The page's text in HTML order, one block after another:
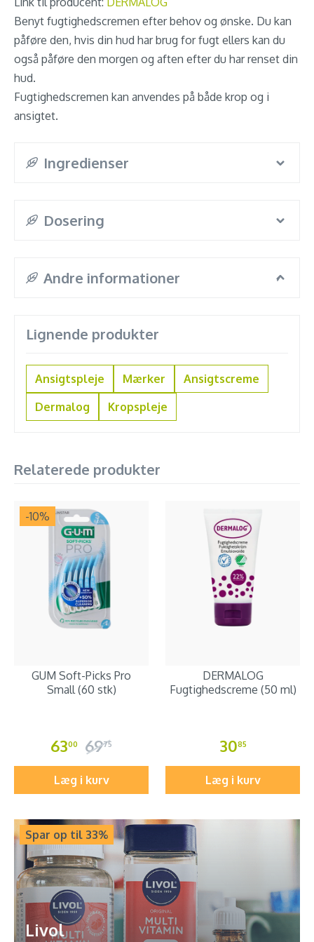
Benyt fugtighedscremen efter behov og ønske. Du kan
påføre den, hvis din hud har brug for fugt ellers kan du
også påføre den morgen og aften efter du har renset din
hud.
Fugtighedscremen kan anvendes på både krop og i
ansigtet.
Ingredienser
Dosering
Andre informationer
Lignende produkter
Ansigtspleje Mærker
Ansigtscreme
Dermalog
Kropspleje
Relaterede produkter
-10%
GUM Soft-Picks Pro
Small (60 stk)
6300 6975
Læg i kurv
DERMALOG
Fugtighedscreme (50 ml)
3085
Læg i kurv
Spar op til 33%
Livol